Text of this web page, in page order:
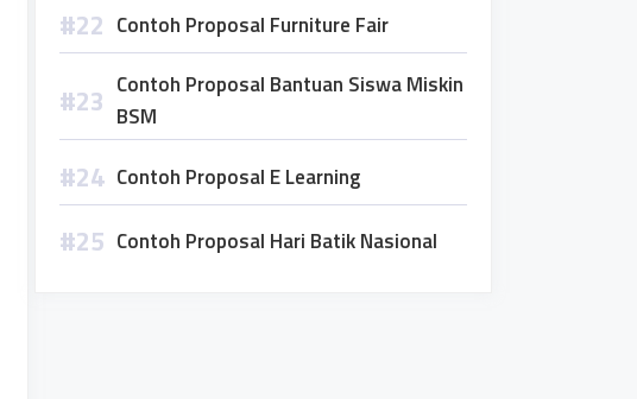
Contoh Proposal Furniture Fair
Contoh Proposal Bantuan Siswa Miskin
BSM
Contoh Proposal E Learning
Contoh Proposal Hari Batik Nasional